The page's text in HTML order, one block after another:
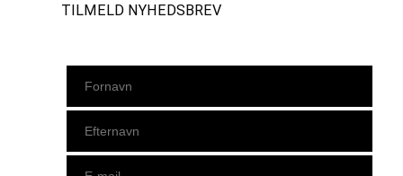
TILMELD NYHEDSBREV